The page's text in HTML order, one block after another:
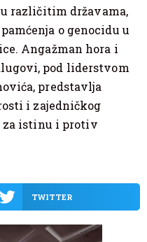
različitim državama,
o genocidu u
Angažman hora i
pod liderstvom
predstavlja
i zajedničkog
za istinu i protiv
TWITTER